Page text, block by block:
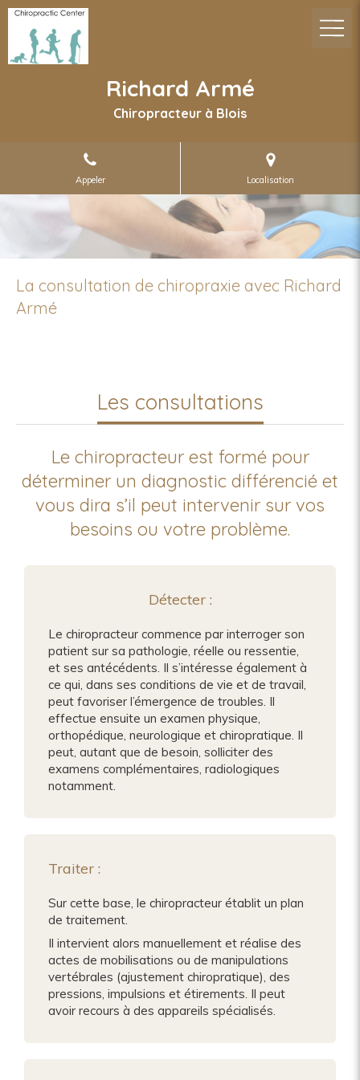
Richard Armé
Chiropracteur à Blois
Appeler Localisation
La consultation de chiropraxie avec Richard
Armé
Les consultations
Le chiropracteur est formé pour
déterminer un diagnostic différencié et
vous dira s’il peut intervenir sur vos
besoins ou votre problème.
Détecter :
Le chiropracteur commence par interroger son
patient sur sa pathologie, réelle ou ressentie,
et ses antécédents. Il s’intéresse également à
ce qui, dans ses conditions de vie et de travail,
peut favoriser l’émergence de troubles. Il
effectue ensuite un examen physique,
orthopédique, neurologique et chiropratique. Il
peut, autant que de besoin, solliciter des
examens complémentaires, radiologiques
notamment.
Traiter :
Sur cette base, le chiropracteur établit un plan
de traitement.
Il intervient alors manuellement et réalise des
actes de mobilisations ou de manipulations
vertébrales (ajustement chiropratique), des
pressions, impulsions et étirements. Il peut
avoir recours à des appareils spécialisés.